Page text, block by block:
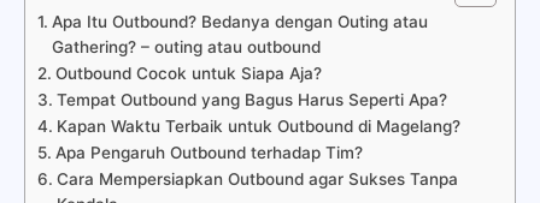
Apa Itu Outbound? Bedanya dengan Outing atau
Gathering? – outing atau outbound
Outbound Cocok untuk Siapa Aja?
Tempat Outbound yang Bagus Harus Seperti Apa?
Kapan Waktu Terbaik untuk Outbound di Magelang?
Apa Pengaruh Outbound terhadap Tim?
Cara Mempersiapkan Outbound agar Sukses Tanpa